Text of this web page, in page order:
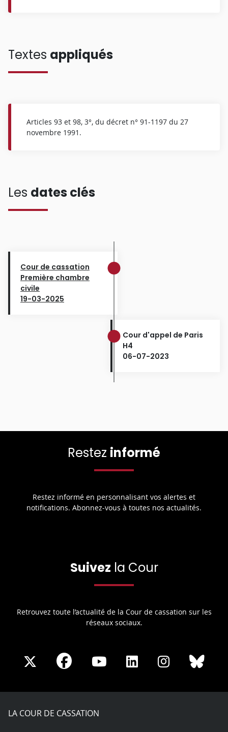
Textes appliqués
Articles 93 et 98, 3°, du décret n° 91-1197 du 27
novembre 1991.
Les dates clés
Cour de cassation
Première chambre
civile
19-03-2025
Cour d'appel de Paris
H4
06-07-2023
Restez informé
Restez informé en personnalisant vos alertes et
notifications. Abonnez-vous à toutes nos actualités.
Suivez la Cour
Retrouvez toute l’actualité de la Cour de cassation sur les
réseaux sociaux.
Share
X
Share
Facebook
Share
Youtube
Share
LinkedIn
Share
Instagram
LA COUR DE CASSATION